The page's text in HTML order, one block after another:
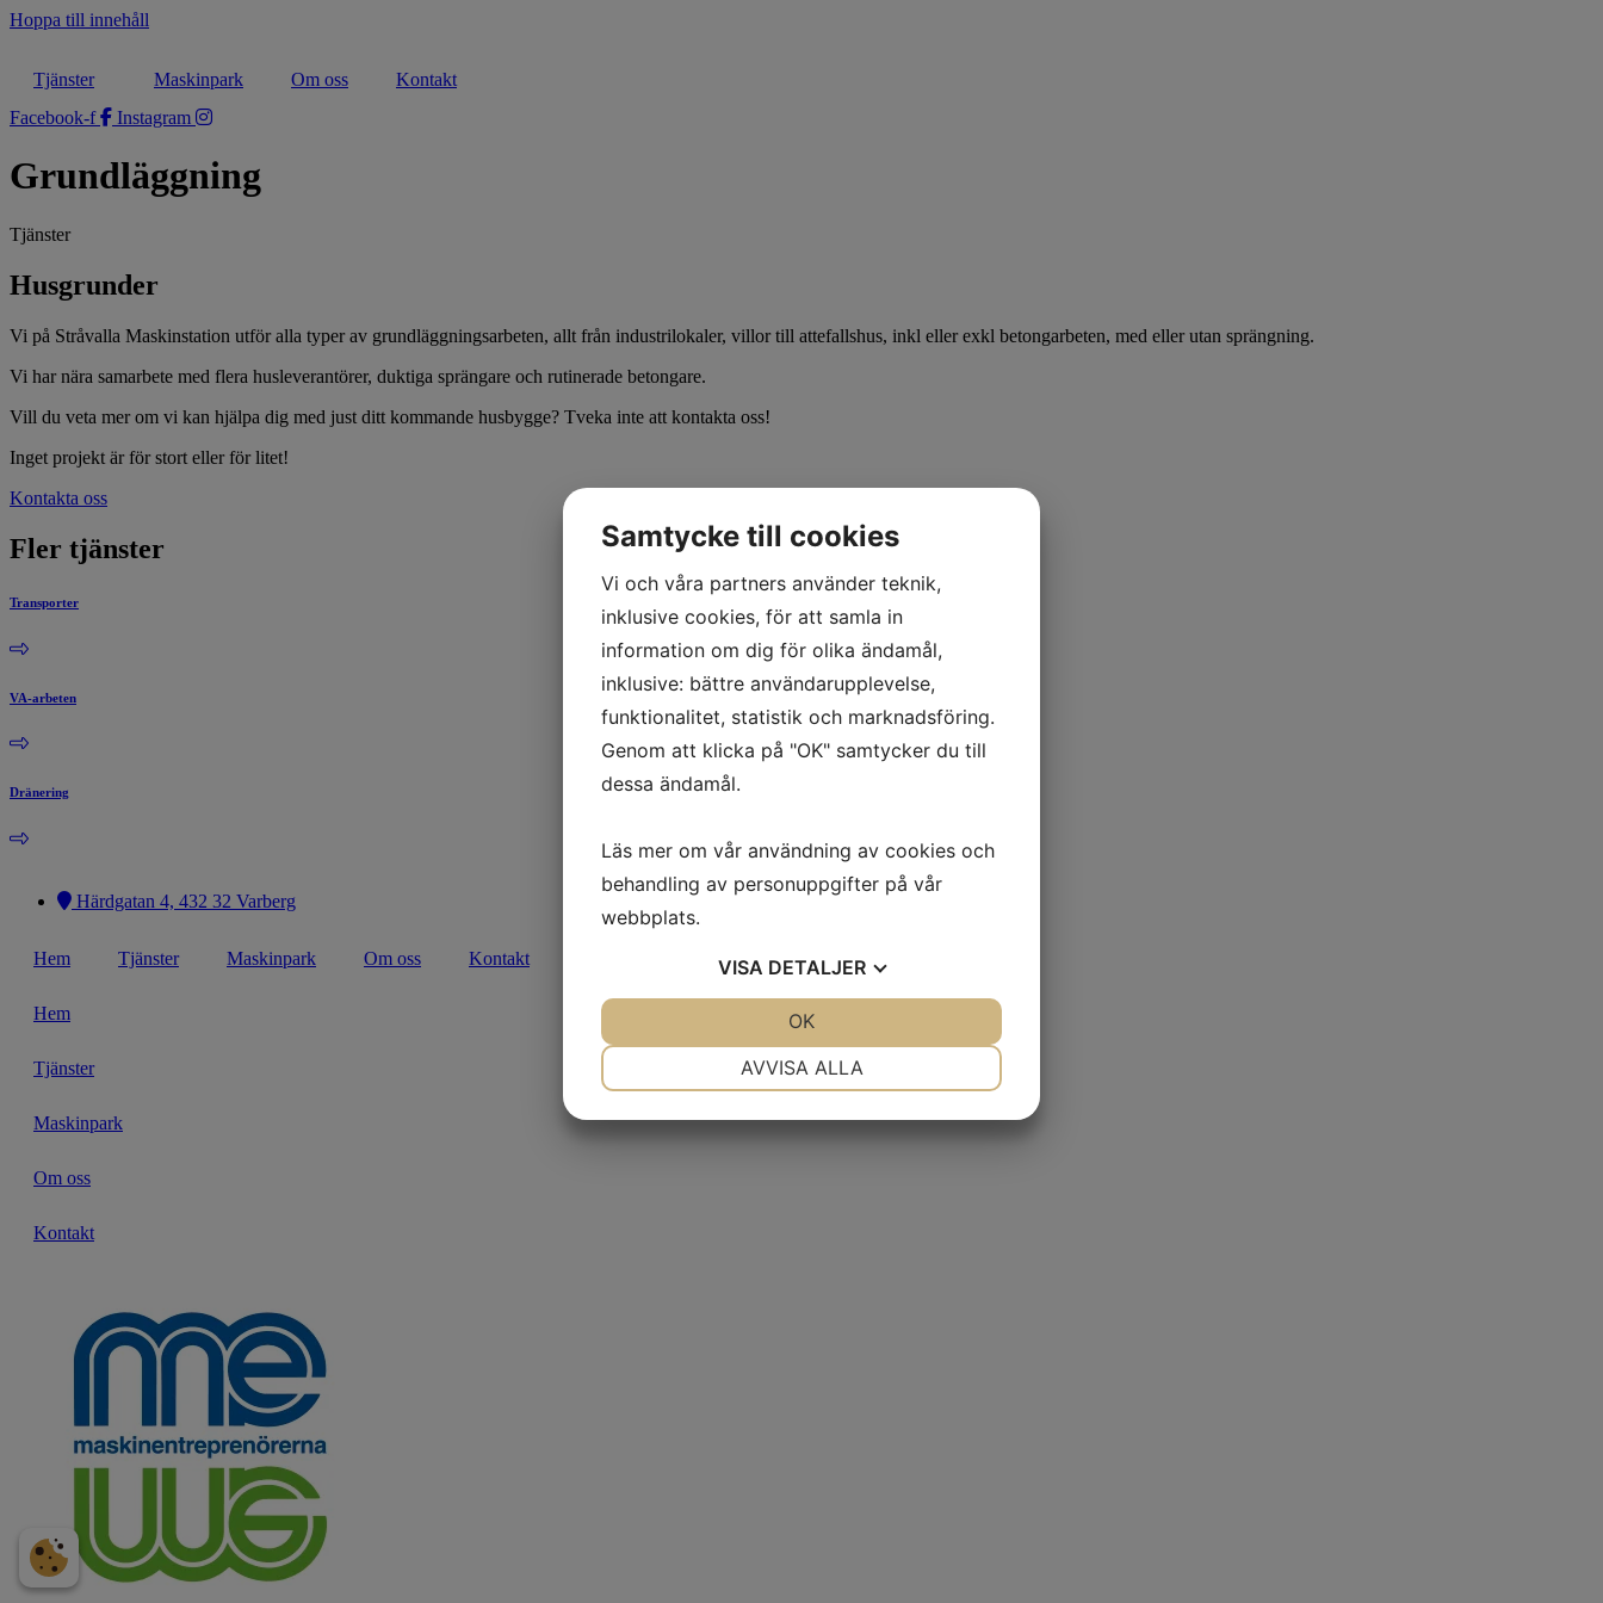
Hoppa till innehåll
Tjänster Maskinpark Om oss
Kontakt
Facebook-f
Instagram
Grundläggning
Tjänster
Husgrunder
Vi på Stråvalla Maskinstation utför alla typer av grundläggningsarbeten, allt från industrilokaler, villor till attefallshus, inkl eller exkl betongarbeten, med eller utan sprängning.
Vi har nära samarbete med flera husleverantörer, duktiga sprängare och rutinerade betongare.
Vill du veta mer om vi kan hjälpa dig med just ditt kommande husbygge? Tveka inte att kontakta oss!
Inget projekt är för stort eller för litet!
Kontakta oss
Fler tjänster
Transporter
VA-arbeten
Dränering
Härdgatan 4, 432 32 Varberg
Hem Tjänster Maskinpark Om oss Kontakt
Hem
Tjänster
Maskinpark
Om oss
Kontakt
Samtycke till cookies
Vi och våra partners använder teknik,
inklusive cookies, för att samla in
information om dig för olika ändamål,
inklusive: bättre användarupplevelse,
funktionalitet, statistik och marknadsföring.
Genom att klicka på "OK" samtycker du till
dessa ändamål.
Läs mer om vår användning av cookies och
behandling av personuppgifter på vår
webbplats.
VISA DETALJER
AVVISA ALLA
OK